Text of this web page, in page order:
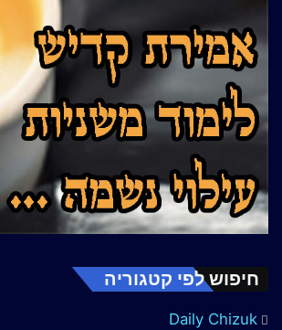
חיפוש לפי קטגוריה
Daily Chizuk